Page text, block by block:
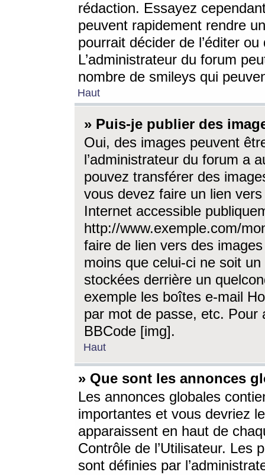
rédaction. Essayez
peuvent rapidement rendre
pourrait décider de l’éditer
L’administrateur du forum
nombre de smileys qui
Haut
» Puis-je publier des
Oui, des images peuvent
l’administrateur du forum a
pouvez transférer des
vous devez faire un lien
Internet accessible
http://www.exemple.com/
faire de lien vers des
moins que celui-ci ne soit
stockées derrière un
exemple les boîtes e-mail
par mot de passe, etc. Pour
BBCode [img].
Haut
» Que sont les annonces
Les annonces globales
importantes et vous devriez
apparaissent en haut de
Contrôle de l’Utilisateur. Les
sont définies par